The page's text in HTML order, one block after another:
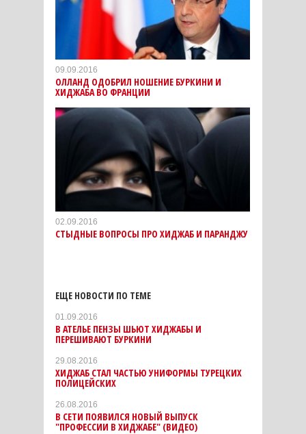
09.09.2016
ОЛЛАНД ОДОБРИЛ НОШЕНИЕ БУРКИНИ И
ХИДЖАБА ВО ФРАНЦИИ
02.09.2016
СТЫДНЫЕ ВОПРОСЫ ПРО ХИДЖАБ И ПАРАНДЖУ
ЕЩЕ НОВОСТИ ПО ТЕМЕ
01.09.2016
В АТЕЛЬЕ ПЕНЗЫ ШЬЮТ ХИДЖАБЫ И
ПЕРЕШИВАЮТ БУРКИНИ
29.08.2016
ХИДЖАБ СТАЛ ЧАСТЬЮ УНИФОРМЫ ТУРЕЦКИХ
ПОЛИЦЕЙСКИХ
26.08.2016
В СЕТИ ПОЯВИЛСЯ НОВЫЙ ВЫПУСК
"ПРОФЕССИИ В ХИДЖАБЕ" (ВИДЕО)